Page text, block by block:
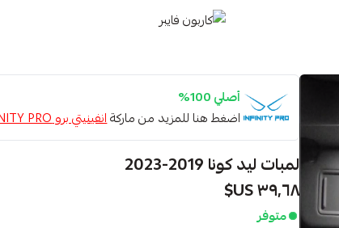
أصلي 100%
اضغط هنا للمزيد من ماركةانفينيتي برو INFINITY PRO
لمبات ليد كونا 2019-2023
٣٩٫٦٨ US$
متوفر